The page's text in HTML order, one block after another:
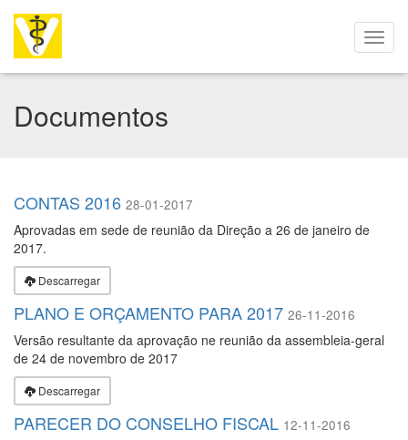
Documentos
CONTAS 2016 28-01-2017
Aprovadas em sede de reunião da Direção a 26 de janeiro de
2017.
Descarregar
PLANO E ORÇAMENTO PARA 2017 26-11-2016
Versão resultante da aprovação ne reunião da assembleia-geral
de 24 de novembro de 2017
Descarregar
PARECER DO CONSELHO FISCAL 12-11-2016